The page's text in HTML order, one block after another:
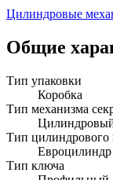
Цилиндровые
Общие
Тип упаковки
Коробка
Тип механизма
Тип цилиндрового
Евроцилиндр
Тип ключа